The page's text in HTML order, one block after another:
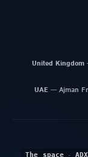
United Kingdom
UAE — Ajman
The space ·